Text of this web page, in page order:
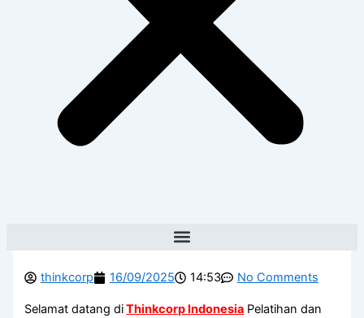
thinkcorp 16/09/2025 14:53 No Comments
Selamat datang diThinkcorp Indonesia Pelatihan dan